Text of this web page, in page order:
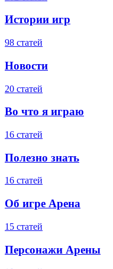
Истории игр
98 статей
Новости
20 статей
Во что я играю
16 статей
Полезно знать
16 статей
Об игре Арена
15 статей
Персонажи Арены